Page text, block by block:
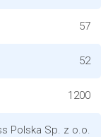
57
52
1200
Polska Sp. z o.o.